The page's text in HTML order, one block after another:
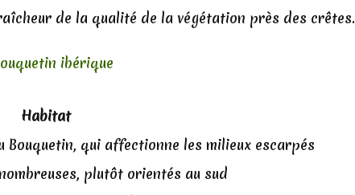
de la qualité de la végétation près des crêtes.
Habitat
qui affectionne les milieux escarpés
plutôt orientés au sud